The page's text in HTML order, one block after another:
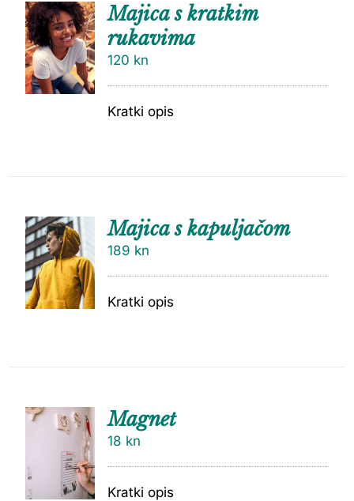
DODAJ
U
CU
Majica s kratkim
rukavima
120 kn
Kratki opis
U
KOŠARI
Majica s kapuljačom
189 kn
Kratki opis
DODAJ
Magnet
18 kn
Kratki opis